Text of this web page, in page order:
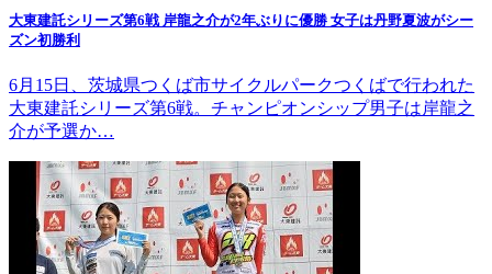
大東建託シリーズ第6戦 岸龍之介が2年ぶりに優勝 女子は丹野夏波がシー
ズン初勝利
6月15日、茨城県つくば市サイクルパークつくばで行われた
大東建託シリーズ第6戦。チャンピオンシップ男子は岸龍之
介が予選か…